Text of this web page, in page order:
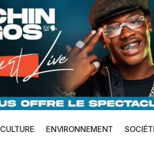
CULTURE ENVIRONNEMENT